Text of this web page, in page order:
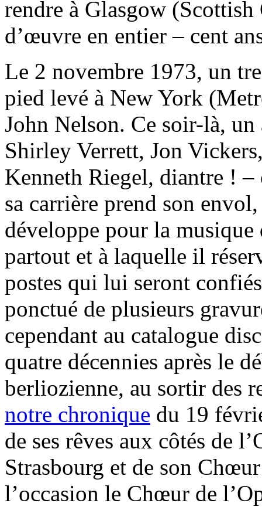
rendre à Glasgow
d’œuvre en entier – cent
Le 2 novembre 1973, un
pied levé à New York
John Nelson. Ce soir-là,
Shirley Verrett, Jon
Kenneth Riegel, diantre !
sa carrière prend son
développe pour la
partout et à laquelle il
postes qui lui seront
ponctué de plusieurs
cependant au catalogue
quatre décennies après le
berliozienne, au sortir des
notre chronique du 19
de ses rêves aux côtés de
Strasbourg et de son
l’occasion le Chœur de